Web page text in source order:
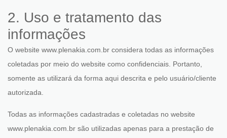
2. Uso e tratamento das
informações
O website www.plenakia.com.br considera todas as informações
coletadas por meio do website como confidenciais. Portanto,
somente as utilizará da forma aqui descrita e pelo usuário/cliente
autorizada.
Todas as informações cadastradas e coletadas no website
www.plenakia.com.br são utilizadas apenas para a prestação de